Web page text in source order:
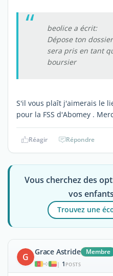
beolice a écrit:
Dépose ton
sera pris en tant
boursier
S'il vous plaît j'aimerais le
pour la FSS d'Abomey .
Réagir Répondre
Vous cherchez des
vos
Trouvez une
G Grace Astride Membre
| 1 POSTS